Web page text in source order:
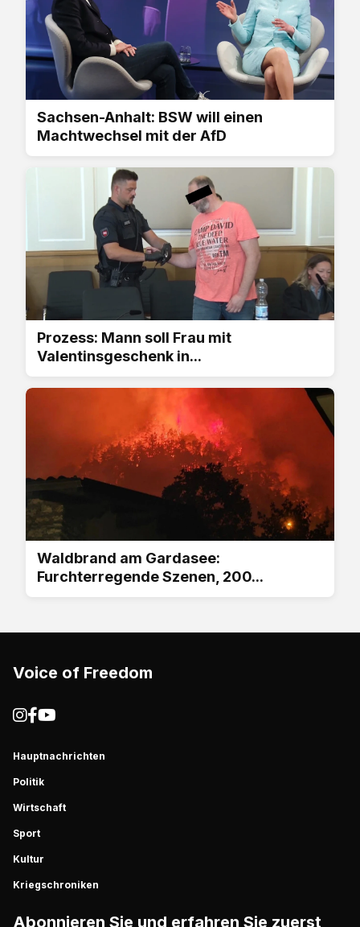
Sachsen-Anhalt: BSW will einen
Machtwechsel mit der AfD
Prozess: Mann soll Frau mit
Valentinsgeschenk in...
Waldbrand am Gardasee:
Furchterregende Szenen, 200...
Voice of Freedom
Hauptnachrichten
Politik
Wirtschaft
Sport
Kultur
Kriegschroniken
Abonnieren Sie und erfahren Sie zuerst